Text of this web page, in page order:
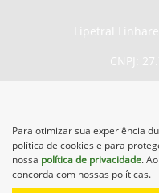
Lipetral
CNPJ:
No trânsito,
salva vidas.
Para otimizar sua experiência
política de cookies e para
nossa política de privacidade.
concorda com nossas políticas.